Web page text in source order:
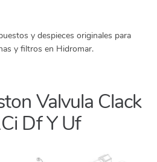
y despieces originales para
y filtros en Hidromar.
Valvula Clack
Df Y Uf